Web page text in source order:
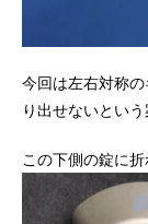
今回は左右対称
り出せないという
この下側の錠に折